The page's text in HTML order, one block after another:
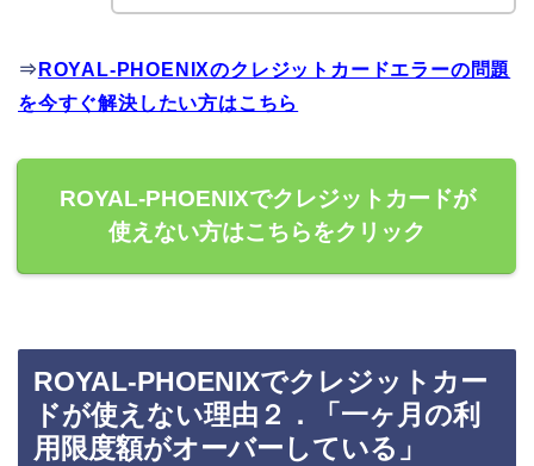
⇒ ROYAL-PHOENIXのクレジットカードエラーの問題
を今すぐ解決したい方はこちら
ROYAL-PHOENIXでクレジットカードが
使えない方はこちらをクリック
ROYAL-PHOENIXでクレジットカー
ドが使えない理由２．「一ヶ月の利
用限度額がオーバーしている」